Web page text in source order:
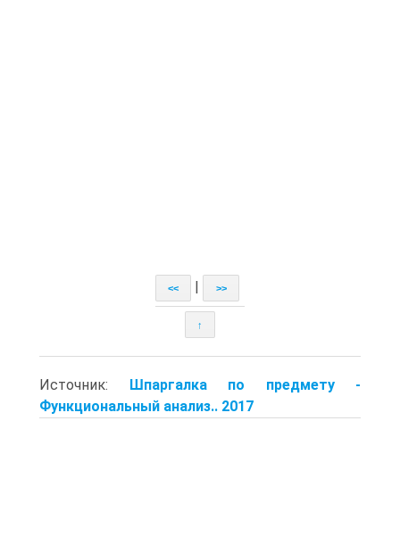
<< | >>
↑
Источник:
Шпаргалка по предмету -
Функциональный анализ.. 2017